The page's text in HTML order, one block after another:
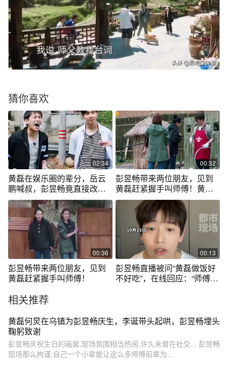
猜你喜欢
02:34
黄磊在娱乐圈的辈分，岳云
鹏喊叔，彭昱畅竟直接改口
喊黄磊“爸”
00:32
彭昱畅带来两位朋友，见到
黄磊赶紧握手叫师傅！黄磊
却冷脸
00:36
彭昱畅带来两位朋友，见到
黄磊赶紧握手叫师傅！
00:13
彭昱畅直播被问“黄磊做饭好
不好吃”，在线回应：“师傅做
知道
相关推荐
黄磊何炅在乌镇为彭昱畅庆生，李诞带头起哄，彭昱畅埋头
鞠躬致谢
彭昱畅庆祝生日的画面,现场氛围相当热闹,许久未曾在社交... 彭昱畅
现场那么拘谨,自己一个小辈能让这么多师傅前辈为...